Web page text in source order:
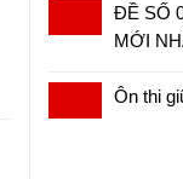
ĐỀ SỐ
MỚI
Ôn thi